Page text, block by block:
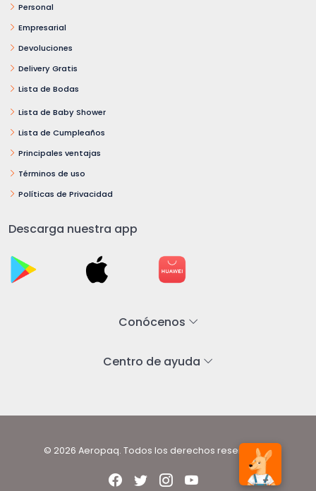
Personal
Empresarial
Devoluciones
Delivery Gratis
Lista de Bodas
Lista de Baby Shower
Lista de Cumpleaños
Principales ventajas
Términos de uso
Políticas de Privacidad
Descarga nuestra app
Conócenos
Centro de ayuda
© 2026 Aeropaq. Todos los derechos reservados.